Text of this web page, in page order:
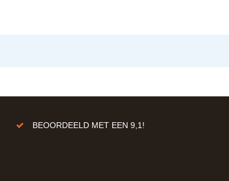
BEOORDEELD MET EEN 9,1!